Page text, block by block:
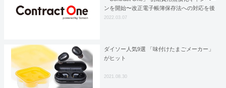
ンを開始〜改正電子帳簿保存法への対応を後
押し〜
2022.03.07
ダイソー人気9選 「味付けたまごメーカー」
がヒット
2021.08.30